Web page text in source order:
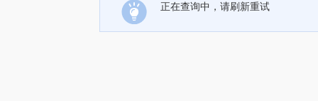
正在查询中，请刷新重试